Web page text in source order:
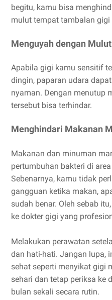
begitu, kamu bisa
mulut tempat tambalan gigi
Menguyah dengan
Apabila gigi kamu sensitif
dingin, paparan udara
nyaman. Dengan menutup
tersebut bisa terhindar.
Menghindari Makanan
Makanan dan minuman
pertumbuhan bakteri di
Sebenarnya, kamu tidak
gangguan ketika makan,
sudah benar. Oleh sebab
ke dokter gigi yang
Melakukan perawatan
dan hati-hati. Jangan lupa,
sehat seperti menyikat gigi
sehari dan tetap periksa ke
bulan sekali secara rutin.